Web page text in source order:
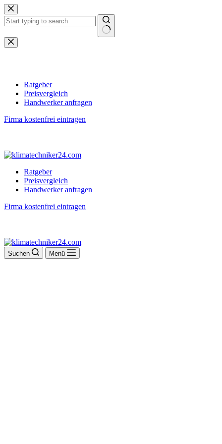
Zum
Inhalt
springen
Keine
Ergebnisse
Ratgeber
Preisvergleich
Handwerker anfragen
Firma kostenfrei eintragen
Ratgeber
Preisvergleich
Handwerker anfragen
Firma kostenfrei eintragen
Suchen Menü